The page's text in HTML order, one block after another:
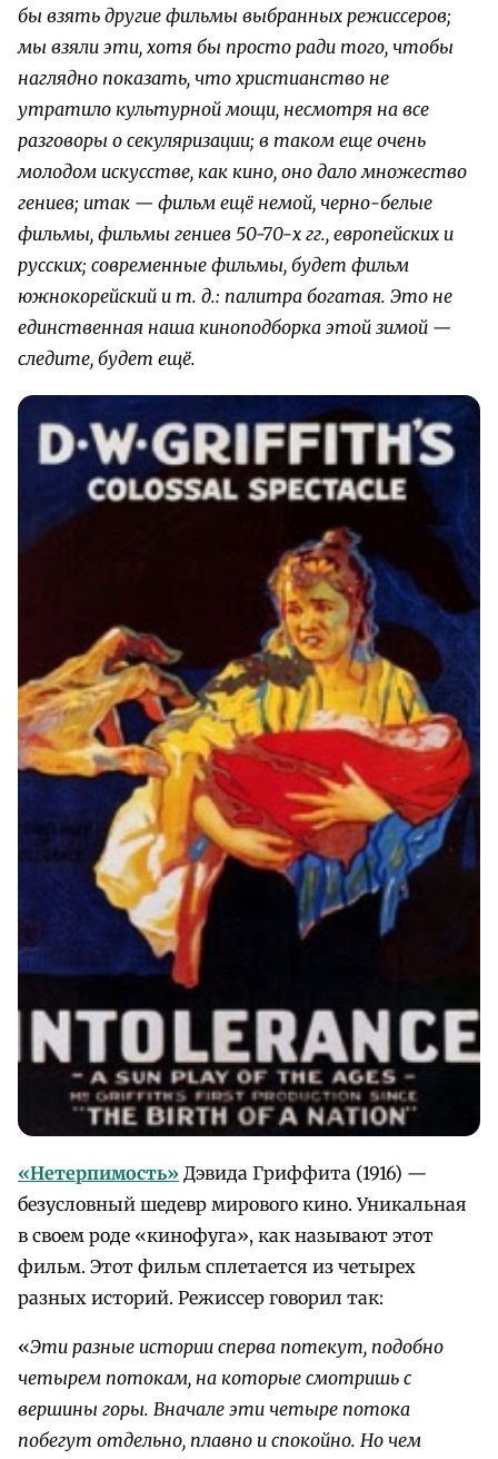
бы взять другие фильмы выбранных режиссеров;
мы взяли эти, хотя бы просто ради того, чтобы
наглядно показать, что христианство не
утратило культурной мощи, несмотря на все
разговоры о секуляризации; в таком еще очень
молодом искусстве, как кино, оно дало множество
гениев; итак — фильм ещё немой, черно-белые
фильмы, фильмы гениев 50-70-х гг., европейских и
русских; современные фильмы, будет фильм
южнокорейский и т. д.: палитра богатая. Это не
единственная наша киноподборка этой зимой —
следите, будет ещё.
«Нетерпимость» Дэвида Гриффита (1916) —
безусловный шедевр мирового кино. Уникальная
в своем роде «кинофуга», как называют этот
фильм. Этот фильм сплетается из четырех
разных историй. Режиссер говорил так:
«Эти разные истории сперва потекут, подобно
четырем потокам, на которые смотришь с
вершины горы. Вначале эти четыре потока
побегут отдельно, плавно и спокойно. Но чем